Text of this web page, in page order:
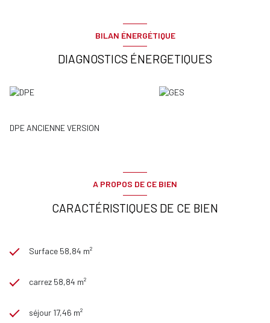
BILAN ÉNERGÉTIQUE
DIAGNOSTICS ÉNERGETIQUES
DPE ANCIENNE VERSION
A PROPOS DE CE BIEN
CARACTÉRISTIQUES DE CE BIEN
Surface 58,84 m²
carrez 58,84 m²
séjour 17,46 m²